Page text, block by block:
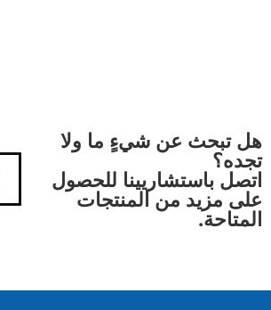
هل تبحث عن شيءٍ ما ولا
تجده؟
اتصل باستشاريينا للحصول
على مزيد من المنتجات
المتاحة.